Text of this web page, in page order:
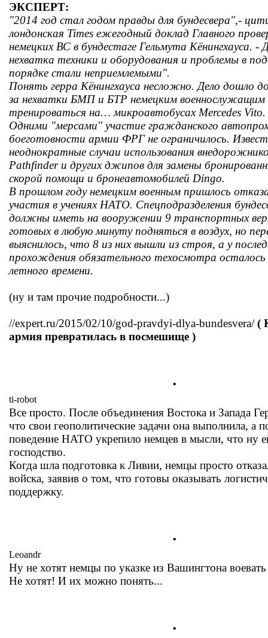
ЭКСПЕРТ:
"2014 год стал годом правды для бундесвера",-
лондонская Times ежегодный доклад Главного
немецких ВС в бундестаге Гельмута Кёнингхауса.
нехватка техники и оборудования и проблемы в
порядке стали неприемлемыми".
Понять герра Кёнингхауса несложно. Дело дошло
за нехватки БМП и БТР немецким военнослужащим
тренироваться на… микроавтобусах Mercedes Vito.
Одними "мерсами" участие гражданского
боеготовности армии ФРГ не ограничилось.
неоднократные случаи использования
Pathfinder и других джипов для замены
скорой помощи и бронеавтомобилей Dingo.
В прошлом году немецким военным пришлось
участия в учениях НАТО. Спецподразделения
должны иметь на вооружении 9 транспортных
готовых в любую минуту подняться в воздух, но
выяснилось, что 8 из них вышли из строя, а у
прохождения обязательного техосмотра
летного времени.
(ну и там прочие подробности...)
//expert.ru/2015/02/10/god-pravdyi-dlya-bundesvera/(
армия превратилась в посмешище )
.
ti-robot
Все просто. После объединения Востока и Запада
что свои геополитические задачи она выполнила, а
поведение НАТО укрепило немцев в мысли, что ну
господство.
Когда шла подготовка к Ливии, немцы просто
войска, заявив о том, что готовы оказывать
поддержку.
.
Leoandr
Ну не хотят немцы по указке из Вашингтона
Не хотят! И их можно понять...
.